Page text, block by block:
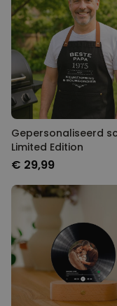
waar
24,99 €
Gepersonaliseerd
Limited Edition
€ 29,99